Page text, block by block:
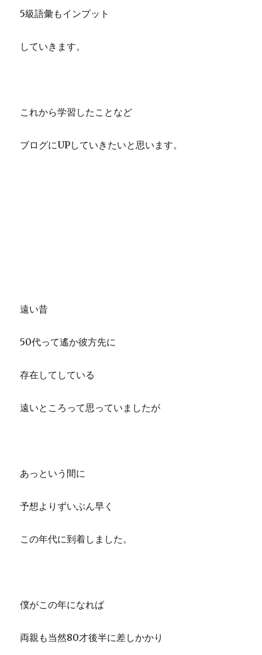
5級語彙もインプット
していきます。
これから学習したことなど
ブログにUPしていきたいと思います。
遠い昔
50代って遙か彼方先に
存在してしている
遠いところって思っていましたが
あっという間に
予想よりずいぶん早く
この年代に到着しました。
僕がこの年になれば
両親も当然80才後半に差しかかり